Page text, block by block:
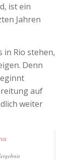
ist ein
Jahren
in Rio stehen,
Denn
auf
weiter